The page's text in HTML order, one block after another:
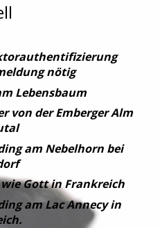
nötig
Lebensbaum
von der Emberger Alm
am Nebelhorn bei
Gott in Frankreich
am Lac Annecy in